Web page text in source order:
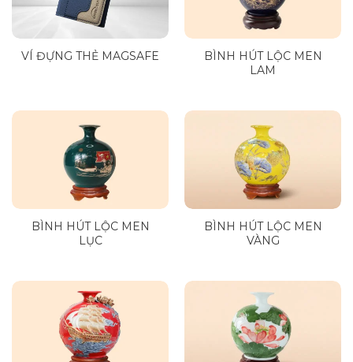
VÍ ĐỰNG THẺ MAGSAFE
BÌNH HÚT LỘC MEN
LAM
BÌNH HÚT LỘC MEN
LỤC
BÌNH HÚT LỘC MEN
VÀNG